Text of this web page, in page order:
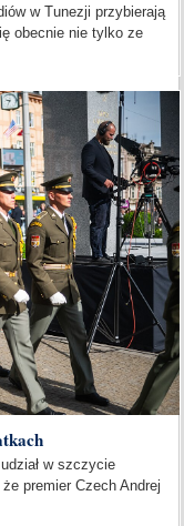
w Tunezji przybierają
obecnie nie tylko ze
w szczycie
premier Czech Andrej